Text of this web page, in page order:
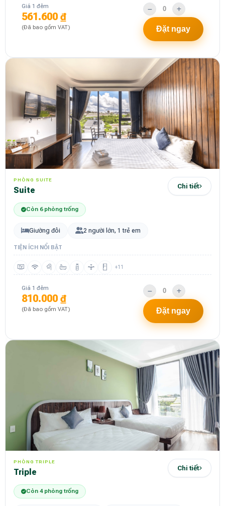
Giá 1 đêm
561.600 ₫
(Đã bao gồm VAT) Đặt ngay
PHÒNG SUITE
Suite Chi tiết
Còn 6 phòng trống
Giường đôi 2 người lớn, 1 trẻ em
TIỆN ÍCH NỔI BẬT
+11
Giá 1 đêm
810.000 ₫
(Đã bao gồm VAT) Đặt ngay
PHÒNG TRIPLE
Triple Chi tiết
Còn 4 phòng trống